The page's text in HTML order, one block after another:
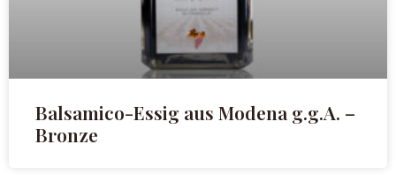
Balsamico-Essig aus Modena g.g.A. –
Bronze